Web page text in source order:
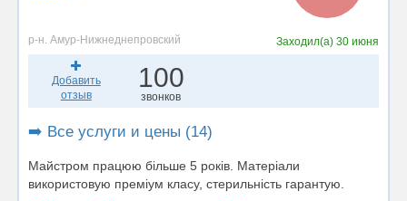
р-н. Амур-Нижнеднепровский Заходил(а) 30 июня
Добавить
отзыв
100
звонков
➡️ Все услуги и цены (14)
Майстром працюю більше 5 років. Матеріали
використовую преміум класу, стерильність гарантую.